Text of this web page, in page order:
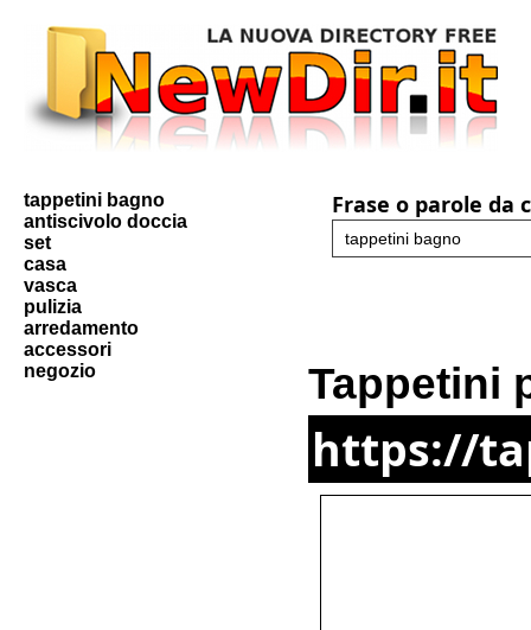
tappetini bagno
antiscivolo doccia
set
casa
vasca
pulizia
arredamento
accessori
negozio
Frase o parole da
Tappetini
https://